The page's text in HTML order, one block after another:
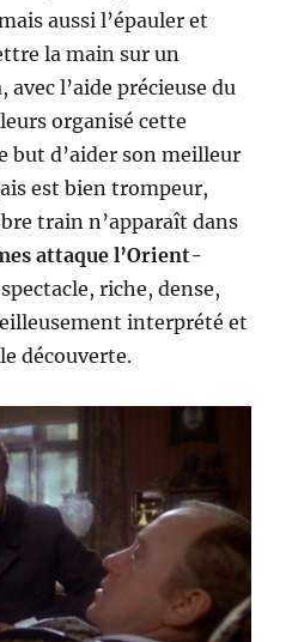
aussi l’épauler et
la main sur un
l’aide précieuse du
organisé cette
but d’aider son meilleur
est bien trompeur,
train n’apparaît dans
attaque l’Orient-
riche, dense,
interprété et
découverte.